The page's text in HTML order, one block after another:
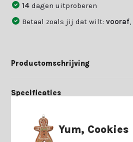
14dagen uitproberen
Betaal zoals jij dat wilt:vooraf
Productomschrijving
Specificaties
Reviews
Yum, Cookies